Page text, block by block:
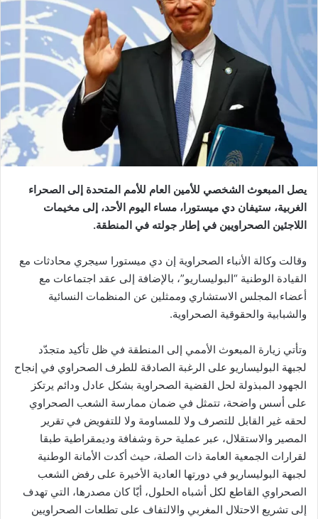
يصل المبعوث الشخصي للأمين العام للأمم المتحدة إلى الصحراء
الغربية، ستيفان دي ميستورا، مساء اليوم الأحد، إلى مخيمات
اللاجئين الصحراويين في إطار جولته في المنطقة.
وقالت وكالة الأنباء الصحراوية إن دي ميستورا سيجري محادثات مع
القيادة الوطنية “البوليساريو”، بالإضافة إلى عقد اجتماعات مع
أعضاء المجلس الاستشاري وممثلين عن المنظمات النسائية
والشبابية والحقوقية الصحراوية.
وتأتي زيارة المبعوث الأممي إلى المنطقة في ظل تأكيد متجدّد
لجبهة البوليساريو على الرغبة الصادقة للطرف الصحراوي في إنجاح
الجهود المبذولة لحل القضية الصحراوية بشكل عادل ودائم يرتكز
على أسس واضحة، تتمثل في ضمان ممارسة الشعب الصحراوي
لحقه غير القابل للتصرف ولا للمساومة ولا للتفويض في تقرير
المصير والاستقلال، عبر عملية حرة وشفافة وديمقراطية طبقا
لقرارات الجمعية العامة ذات الصلة، حيث أكدت الأمانة الوطنية
لجبهة البوليساريو في دورتها العادية الأخيرة على رفض الشعب
الصحراوي القاطع لكل أشباه الحلول، أيّا كان مصدرها، التي تهدف
إلى تشريع الاحتلال المغربي والالتفاف على تطلعات الصحراويين